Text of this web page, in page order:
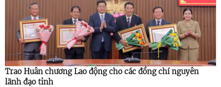
Trao Huân chương Lao động cho các đồng chí nguyên
lãnh đạo tỉnh